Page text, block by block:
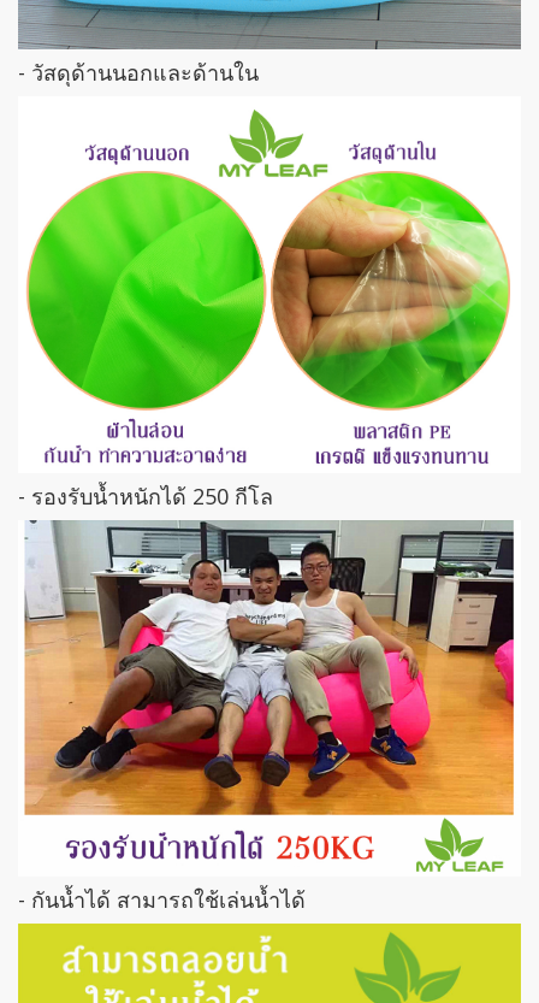
- วัสดุด้านนอกและด้านใน
- รองรับน้ำหนักได้ 250 กีโล
- กันน้ำได้ สามารถใช้เล่นน้ำได้